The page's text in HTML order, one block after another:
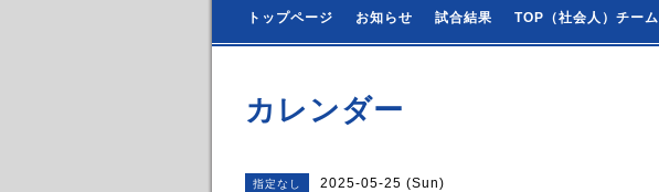
トップページ お知らせ 試合結果 TOP（社会人）チーム
カレンダー
指定なし 2025-05-25 (Sun)